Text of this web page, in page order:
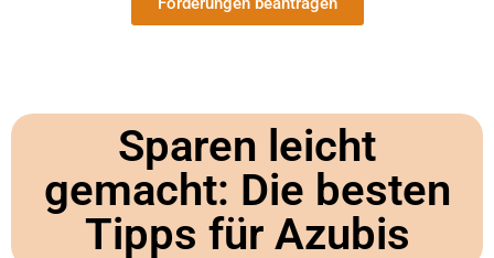
Sparen leicht
gemacht: Die besten
Tipps für Azubis